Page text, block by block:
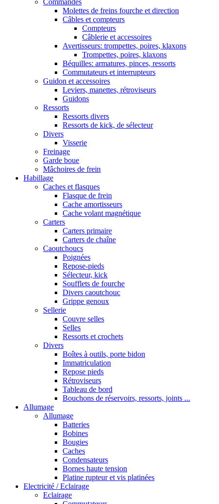
Commandes
Molettes de freins fourche et direction
Câbles et compteurs
Compteurs
Câblerie et accessoires
Avertisseurs: trompettes, poires, klaxons
Trompettes, poires, klaxons
Béquilles: armatures, pinces, ressorts
Commutateurs et interrupteurs
Guidon et accessoires
Leviers, manettes, rétroviseurs
Guidons
Ressorts
Ressorts divers
Ressorts de kick, de sélecteur
Divers
Visserie
Freinage
Garde boue
Mâchoires de frein
Habillage
Caches et flasques
Flasque de frein
Cache amortisseurs
Cache volant magnétique
Carters
Carters primaire
Carters de chaîne
Caoutchoucs
Poignées
Repose-pieds
Sélecteur, kick
Soufflets de fourche
Divers caoutchouc
Grippe genoux
Sellerie
Couvre selles
Selles
Ressorts et crochets
Divers
Boîtes à outils, porte bidon
Immatriculation
Repose pieds
Rétroviseurs
Tableau de bord
Bouchons de réservoirs, ressorts, joints ...
Allumage
Allumage
Batteries
Bobines
Bougies
Caches
Condensateurs
Bornes haute tension
Platine rupteur et vis platinées
Electricité / Eclairage
Eclairage